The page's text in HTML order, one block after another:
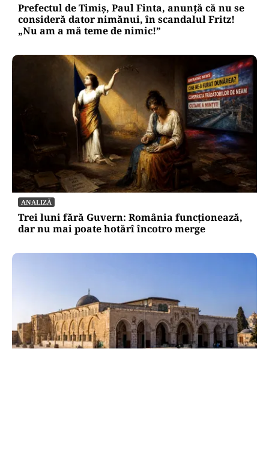
Prefectul de Timiș, Paul Finta, anunță că nu se
consideră dator nimănui, în scandalul Fritz!
„Nu am a mă teme de nimic!”
ANALIZĂ
Trei luni fără Guvern: România funcționează,
dar nu mai poate hotărî încotro merge